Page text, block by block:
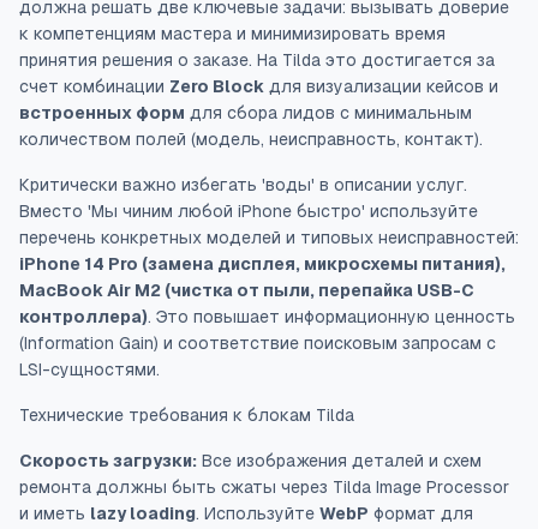
должна решать две ключевые задачи: вызывать доверие
к компетенциям мастера и минимизировать время
принятия решения о заказе. На Tilda это достигается за
счет комбинации Zero Block для визуализации кейсов и
встроенных форм для сбора лидов с минимальным
количеством полей (модель, неисправность, контакт).
Критически важно избегать 'воды' в описании услуг.
Вместо 'Мы чиним любой iPhone быстро' используйте
перечень конкретных моделей и типовых неисправностей:
iPhone 14 Pro (замена дисплея, микросхемы питания),
MacBook Air M2 (чистка от пыли, перепайка USB-C
контроллера). Это повышает информационную ценность
(Information Gain) и соответствие поисковым запросам с
LSI-сущностями.
Технические требования к блокам Tilda
Скорость загрузки: Все изображения деталей и схем
ремонта должны быть сжаты через Tilda Image Processor
и иметь lazy loading. Используйте WebP формат для